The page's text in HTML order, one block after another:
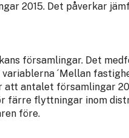
2015. Det påverkar
församlingar. Det
´Mellan
att antalet församlingar
färre flyttningar inom
före.